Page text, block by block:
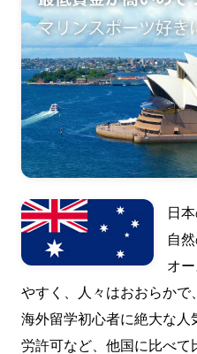
日
自
オ
やすく、人々はおおらかで
海外留学初心者に絶大な
労許可など、他国に比べて